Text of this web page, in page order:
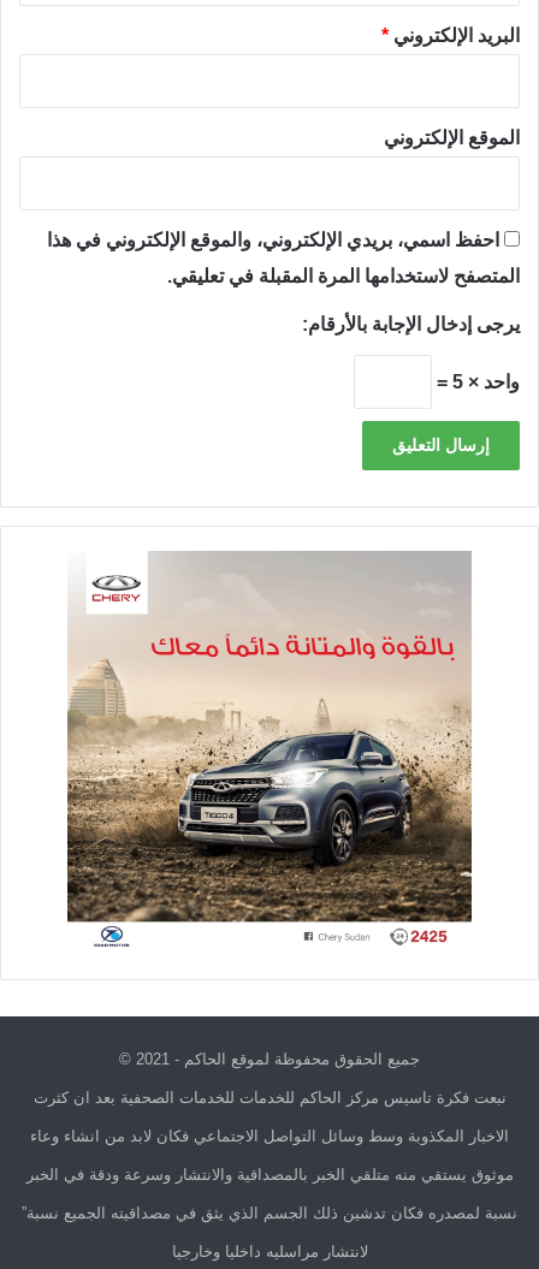
البريد الإلكتروني *
الموقع الإلكتروني
احفظ اسمي، بريدي الإلكتروني، والموقع الإلكتروني في هذا
المتصفح لاستخدامها المرة المقبلة في تعليقي.
يرجى إدخال الإجابة بالأرقام:
واحد × 5 =
جميع الحقوق محفوظة لموقع الحاكم - 2021 ©
نبعت فكرة تاسيس مركز الحاكم للخدمات للخدمات الصحفية بعد ان كثرت
الاخبار المكذوبة وسط وسائل التواصل الاجتماعي فكان لابد من انشاء وعاء
موثوق يستقي منه متلقي الخبر بالمصداقية والانتشار وسرعة ودقة في الخبر
نسبة لمصدره فكان تدشين ذلك الجسم الذي يثق في مصداقيته الجميع نسبة”
لانتشار مراسليه داخليا وخارجيا